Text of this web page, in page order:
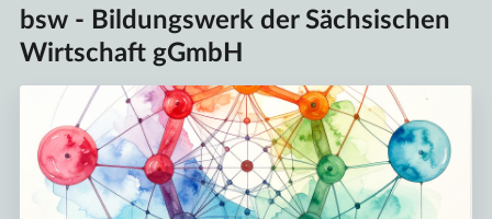
bsw - Bildungswerk der Sächsischen
Wirtschaft gGmbH